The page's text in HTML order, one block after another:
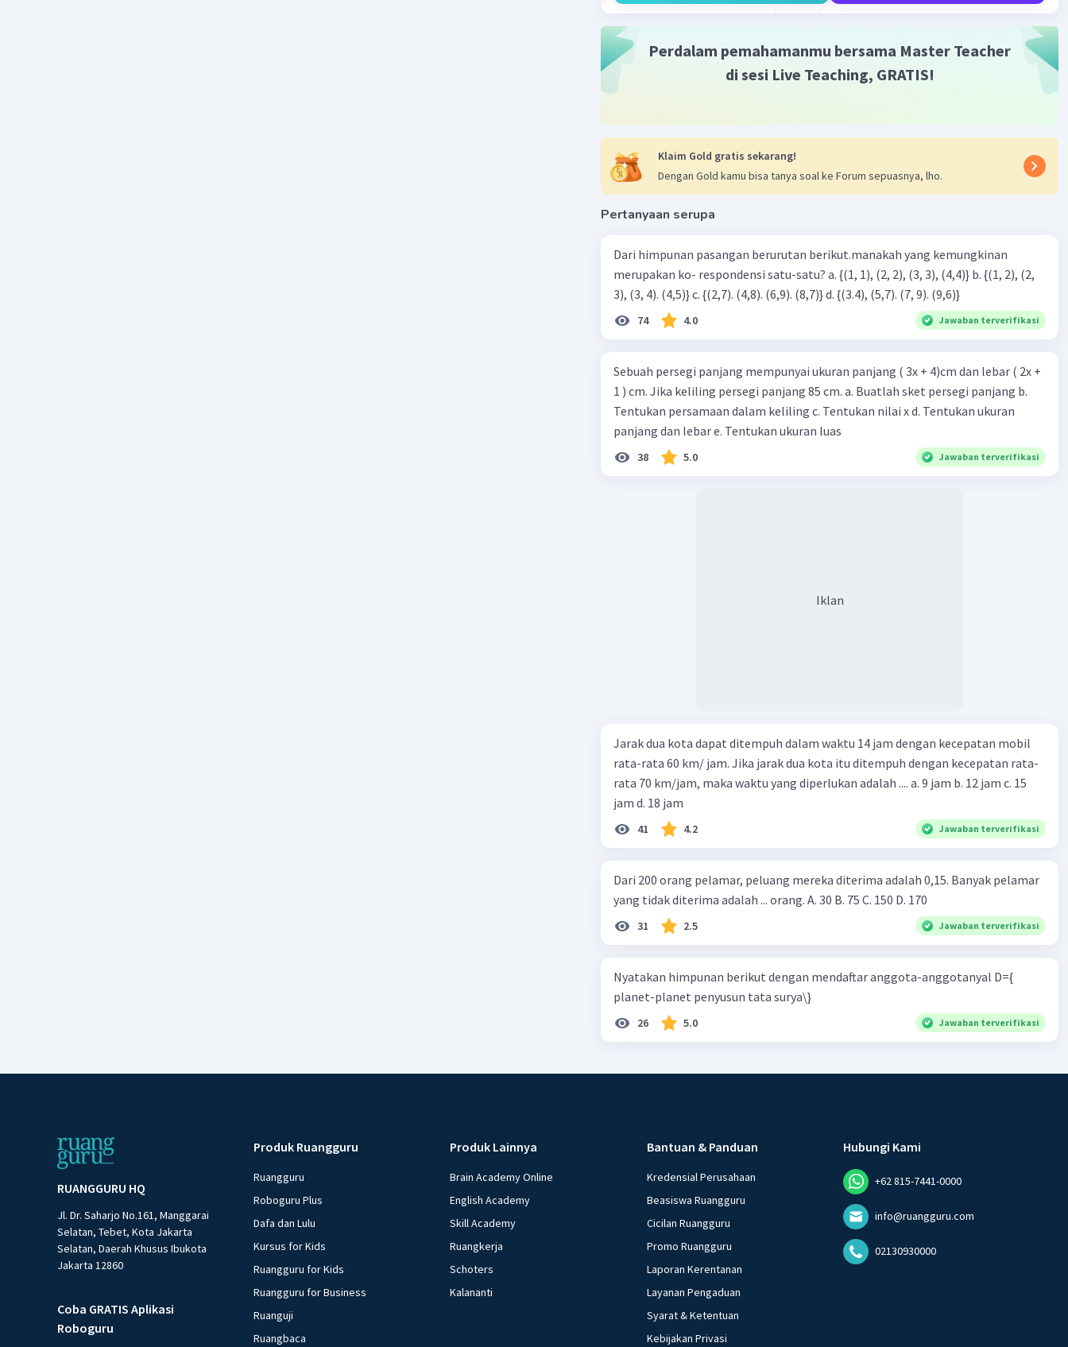
Perdalam pemahamanmu bersama Master Teacher
di sesi Live Teaching, GRATIS!
Klaim Gold gratis sekarang!
Dengan Gold kamu bisa tanya soal ke Forum sepuasnya, lho.
Pertanyaan serupa
Dari himpunan pasangan berurutan berikut.manakah yang kemungkinan
merupakan ko- respondensi satu-satu? a. {(1, 1), (2, 2), (3, 3), (4,4)} b. {(1, 2), (2,
3), (3, 4). (4,5)} c. {(2,7). (4,8). (6,9). (8,7)} d. {(3.4), (5,7). (7, 9). (9,6)}
74 4.0 Jawaban terverifikasi
Sebuah persegi panjang mempunyai ukuran panjang ( 3x + 4)cm dan lebar ( 2x +
1 ) cm. Jika keliling persegi panjang 85 cm. a. Buatlah sket persegi panjang b.
Tentukan persamaan dalam keliling c. Tentukan nilai x d. Tentukan ukuran
panjang dan lebar e. Tentukan ukuran luas
38 5.0 Jawaban terverifikasi
Iklan
Jarak dua kota dapat ditempuh dalam waktu 14 jam dengan kecepatan mobil
rata-rata 60 km/ jam. Jika jarak dua kota itu ditempuh dengan kecepatan rata-
rata 70 km/jam, maka waktu yang diperlukan adalah .... a. 9 jam b. 12 jam c. 15
jam d. 18 jam
41 4.2 Jawaban terverifikasi
Dari 200 orang pelamar, peluang mereka diterima adalah 0,15. Banyak pelamar
yang tidak diterima adalah ... orang. A. 30 B. 75 C. 150 D. 170
31 2.5 Jawaban terverifikasi
Nyatakan himpunan berikut dengan mendaftar anggota-anggotanyal D={
planet-planet penyusun tata surya\}
26 5.0 Jawaban terverifikasi
RUANGGURU HQ
Jl. Dr. Saharjo No.161, Manggarai
Selatan, Tebet, Kota Jakarta
Selatan, Daerah Khusus Ibukota
Jakarta 12860
Coba GRATIS Aplikasi
Roboguru
Produk Ruangguru
Ruangguru
Roboguru Plus
Dafa dan Lulu
Kursus for Kids
Ruangguru for Kids
Ruangguru for Business
Ruanguji
Ruangbaca
Produk Lainnya
Brain Academy Online
English Academy
Skill Academy
Ruangkerja
Schoters
Kalananti
Bantuan & Panduan
Kredensial Perusahaan
Beasiswa Ruangguru
Cicilan Ruangguru
Promo Ruangguru
Laporan Kerentanan
Layanan Pengaduan
Syarat & Ketentuan
Kebijakan Privasi
Hubungi Kami
+62 815-7441-0000
info@ruangguru.com
02130930000